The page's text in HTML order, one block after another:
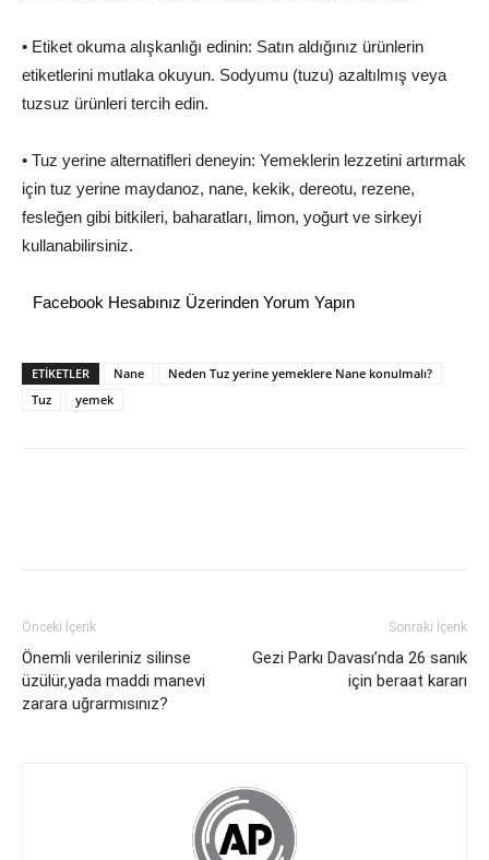
• Etiket okuma alışkanlığı edinin: Satın aldığınız ürünlerin
etiketlerini mutlaka okuyun. Sodyumu (tuzu) azaltılmış veya
tuzsuz ürünleri tercih edin.
• Tuz yerine alternatifleri deneyin: Yemeklerin lezzetini artırmak
için tuz yerine maydanoz, nane, kekik, dereotu, rezene,
fesleğen gibi bitkileri, baharatları, limon, yoğurt ve sirkeyi
kullanabilirsiniz.
Facebook Hesabınız Üzerinden Yorum Yapın
ETİKETLER Nane
Neden Tuz yerine yemeklere Nane konulmalı?
Tuz
yemek
Önceki İçerik
Önemli verileriniz silinse
üzülür,yada maddi manevi
zarara uğrarmısınız?
Sonraki İçerik
Gezi Parkı Davası’nda 26 sanık
için beraat kararı